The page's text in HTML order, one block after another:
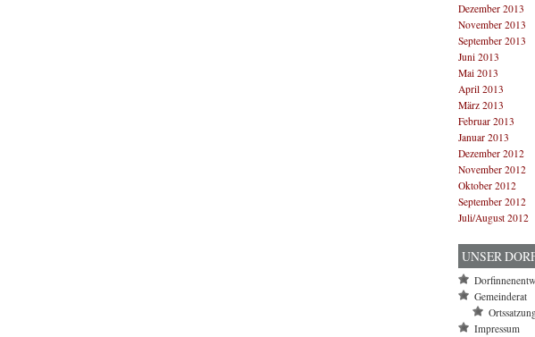
Dezember 2013
November 2013
September 2013
Juni 2013
Mai 2013
April 2013
März 2013
Februar 2013
Januar 2013
Dezember 2012
November 2012
Oktober 2012
September 2012
Juli/August 2012
UNSER
Gemeinderat
Impressum